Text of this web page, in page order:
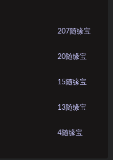
207 随缘宝
20随缘宝
15随缘宝
13随缘宝
4随缘宝